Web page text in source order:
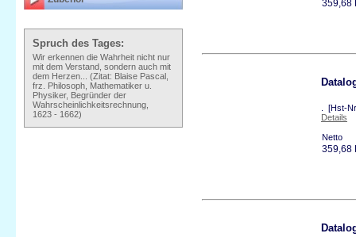
359,68
. [Hst-
Details
Netto
359,68
Spruch des Tages:
Wir erkennen die Wahrheit nicht nur
mit dem Verstand, sondern auch mit
dem Herzen... (Zitat: Blaise Pascal,
frz. Philosoph, Mathematiker u.
Physiker, Begründer der
Wahrscheinlichkeitsrechnung,
1623 - 1662)